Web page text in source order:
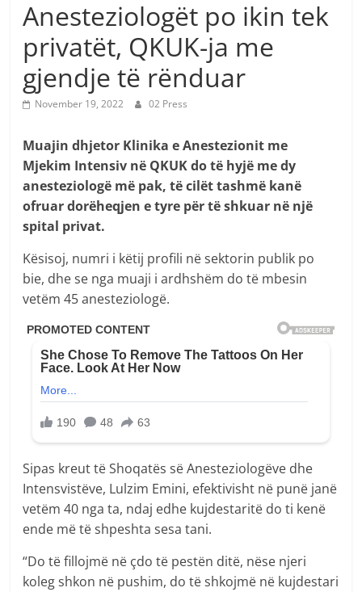
Anesteziologët po ikin tek
privatët, QKUK-ja me
gjendje të rënduar
November 19, 2022 02 Press
Muajin dhjetor Klinika e Anestezionit me
Mjekim Intensiv në QKUK do të hyjë me dy
anesteziologë më pak, të cilët tashmë kanë
ofruar dorëheqjen e tyre për të shkuar në një
spital privat.
Kësisoj, numri i këtij profili në sektorin publik po
bie, dhe se nga muaji i ardhshëm do të mbesin
vetëm 45 anesteziologë.
Sipas kreut të Shoqatës së Anesteziologëve dhe
Intensvistëve, Lulzim Emini, efektivisht në punë janë
vetëm 40 nga ta, ndaj edhe kujdestaritë do ti kenë
ende më të shpeshta sesa tani.
“Do të fillojmë në çdo të pestën ditë, nëse njeri
koleg shkon në pushim, do të shkojmë në kujdestari